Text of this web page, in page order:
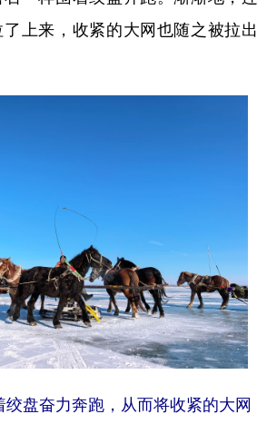
上来，收紧的大网也随之被拉出
盘奋力奔跑，从而将收紧的大网